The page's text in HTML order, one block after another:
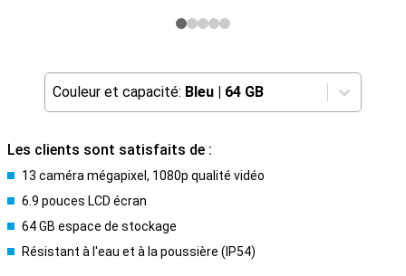
Couleur et capacité: Bleu | 64 GB
Les clients sont satisfaits de :
13 caméra mégapixel, 1080p qualité vidéo
6.9 pouces LCD écran
64 GB espace de stockage
Résistant à l'eau et à la poussière (IP54)